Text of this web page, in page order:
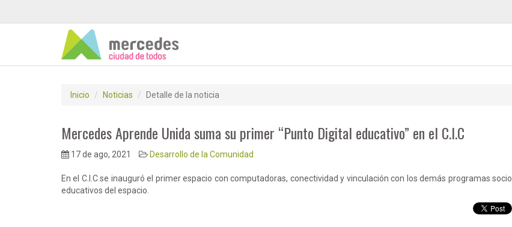
Inicio Noticias Detalle de la noticia
Mercedes Aprende Unida suma su primer “Punto Digital educativo” en el C.I.C
17 de ago, 2021 Desarrollo de la Comunidad
En el C.I.C se inauguró el primer espacio con computadoras, conectividad y vinculación con los demás programas socio
educativos del espacio.